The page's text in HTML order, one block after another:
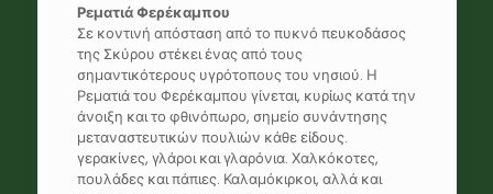
Ρεματιά Φερέκαμπου
Σε κοντινή απόσταση από το πυκνό πευκοδάσος
της Σκύρου στέκει ένας από τους
σημαντικότερους υγρότοπους του νησιού. Η
Ρεματιά του Φερέκαμπου γίνεται, κυρίως κατά την
άνοιξη και το φθινόπωρο, σημείο συνάντησης
μεταναστευτικών πουλιών κάθε είδους.
γερακίνες, γλάροι και γλαρόνια. Χαλκόκοτες,
πουλάδες και πάπιες. Καλαμόκιρκοι, αλλά και